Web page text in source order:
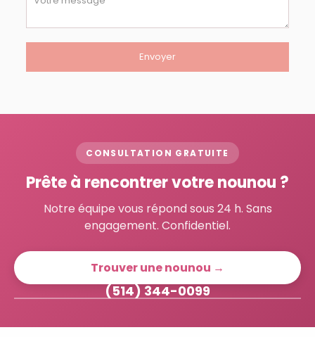
CONSULTATION GRATUITE
Prête à rencontrer votre nounou ?
Notre équipe vous répond sous 24 h. Sans
engagement. Confidentiel.
Trouver une nounou →
(514) 344-0099